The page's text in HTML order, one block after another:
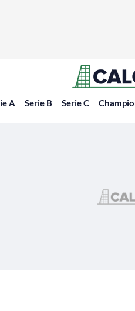
A Serie B Serie C